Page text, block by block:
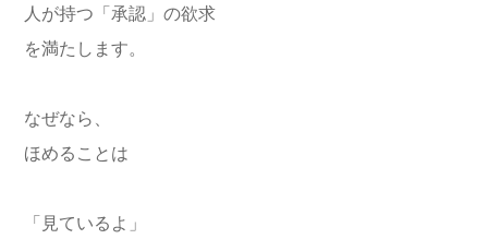
人が持つ「承認」の欲求
を満たします。
なぜなら、
ほめることは
「見ているよ」